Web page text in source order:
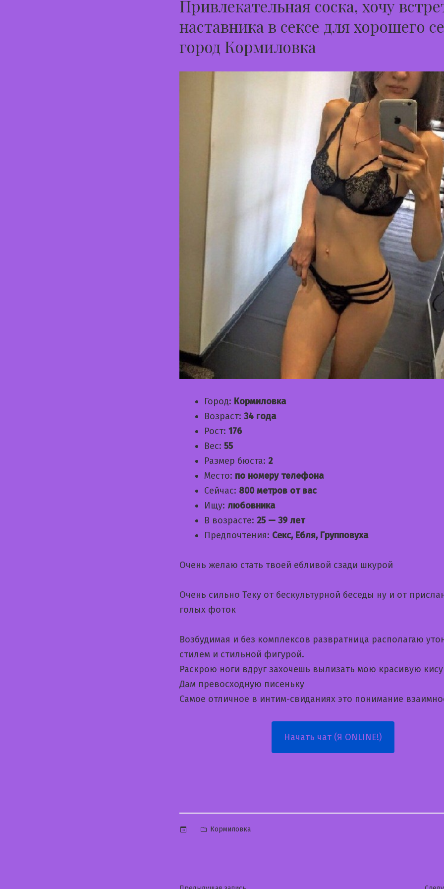
Привлекательная соска, хочу
наставника в сексе для хорошего
город Кормиловка
Город: Кормиловка
Возраст: 34 года
Рост: 176
Вес: 55
Размер бюста: 2
Место: по номеру телефона
Сейчас: 800 метров от вас
Ищу: любовника
В возрасте: 25 — 39 лет
Предпочтения: Секс, Ебля, Групповуха
Очень желаю стать твоей ебливой сзади шкурой
Очень сильно Теку от бескультурной беседы ну и от
голых фоток
Возбудимая и без комплексов развратница располагаю
стилем и стильной фигурой.
Раскрою ноги вдруг захочешь вылизать мою красивую кису
Дам превосходную писеньку
Самое отличное в интим-свиданиях это понимание
Начать чат (Я ONLINE!)
Опубликовано
Кормиловка